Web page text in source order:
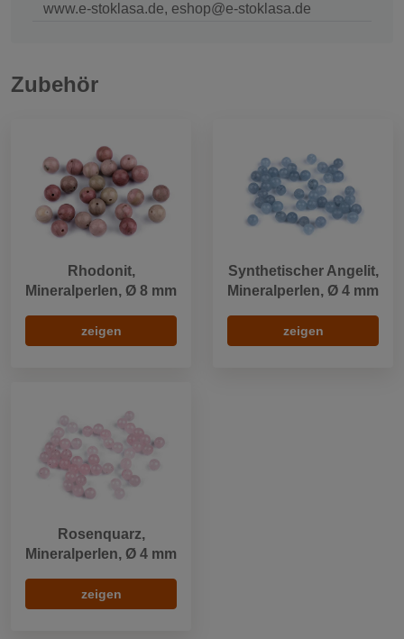
www.e-stoklasa.de, eshop@e-stoklasa.de
Zubehör
Rhodonit,
Mineralperlen, Ø 8 mm
zeigen
Synthetischer Angelit,
Mineralperlen, Ø 4 mm
zeigen
Rosenquarz,
Mineralperlen, Ø 4 mm
zeigen